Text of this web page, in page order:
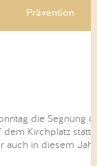
Prävention
die Segnung
Kirchplatz statt.
in diesem Jahr